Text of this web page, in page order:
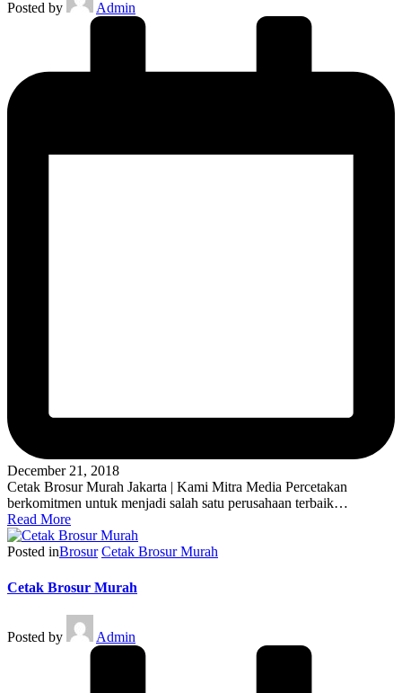
Posted by Admin
December 21, 2018
Cetak Brosur Murah Jakarta | Kami Mitra Media Percetakan
berkomitmen untuk menjadi salah satu perusahaan terbaik…
Read More
Posted inBrosur Cetak Brosur Murah
Cetak Brosur Murah
Posted by Admin